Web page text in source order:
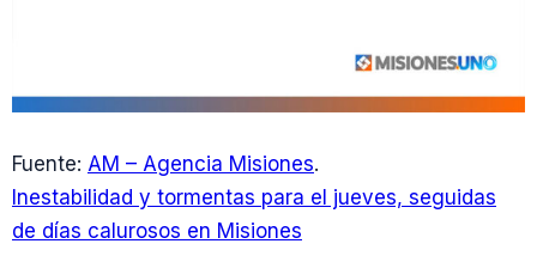
Fuente: AM – Agencia Misiones.
Inestabilidad y tormentas para el jueves, seguidas
de días calurosos en Misiones